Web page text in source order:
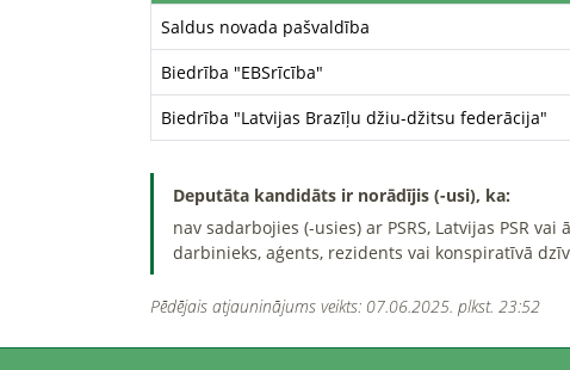
Saldus novada pašvaldība
Biedrība "EBSrīcība"
Biedrība "Latvijas Brazīļu džiu-džitsu federācija"
Deputāta kandidāts ir norādījis (-usi), ka:
nav sadarbojies (-usies) ar PSRS, Latvijas PSR
darbinieks, aģents, rezidents vai konspiratīvā
Pēdējais atjauninājums veikts: 07.06.2025. plkst. 23:52